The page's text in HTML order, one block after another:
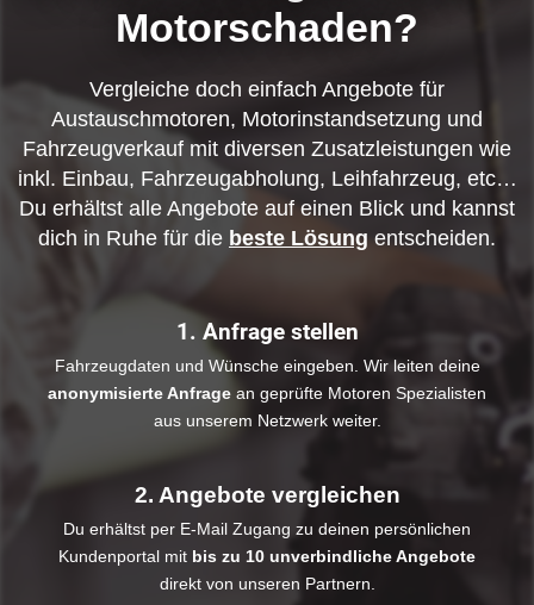
Motorschaden?
Vergleiche doch einfach Angebote für
Austauschmotoren, Motorinstandsetzung und
Fahrzeugverkauf mit diversen Zusatzleistungen wie
inkl. Einbau, Fahrzeugabholung, Leihfahrzeug, etc…
Du erhältst alle Angebote auf einen Blick und kannst
dich in Ruhe für die beste Lösung entscheiden.
1. Anfrage stellen
Fahrzeugdaten und Wünsche eingeben. Wir leiten deine
anonymisierte Anfrage an geprüfte Motoren Spezialisten
aus unserem Netzwerk weiter.
2. Angebote vergleichen
Du erhältst per E-Mail Zugang zu deinen persönlichen
Kundenportal mit bis zu 10 unverbindliche Angebote
direkt von unseren Partnern.